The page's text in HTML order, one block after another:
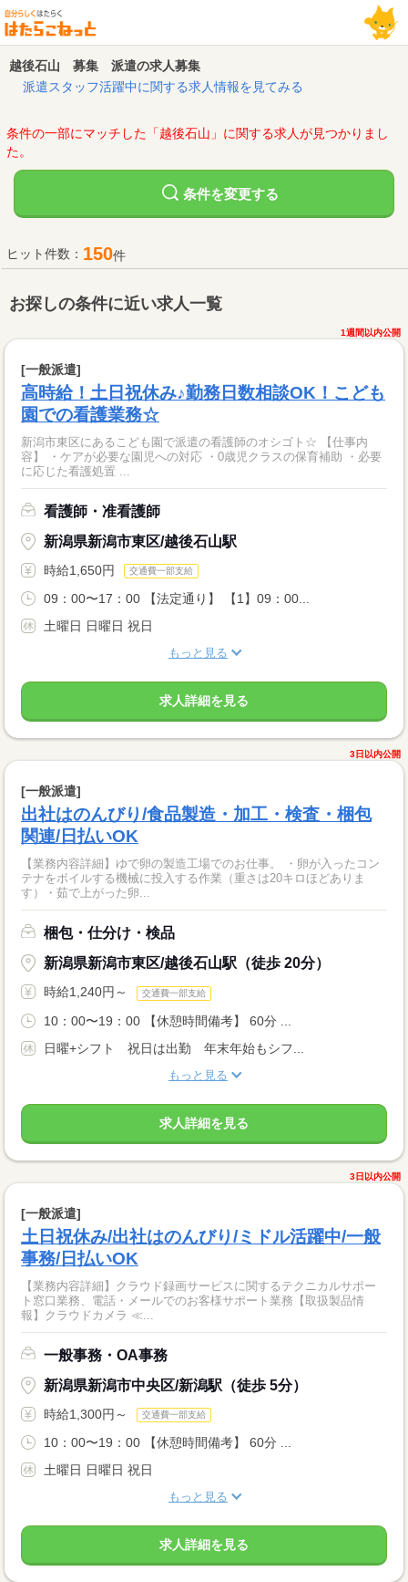
越後石山 募集 派遣の求人募集
派遣スタッフ活躍中に関する求人情報を見てみる
条件の一部にマッチした「越後石山」に関する求人が見つかりまし
た。
条件を変更する
ヒット件数： 150件
お探しの条件に近い求人一覧
1週間以内公開
[一般派遣]
高時給！土日祝休み♪勤務日数相談OK！こども
園での看護業務☆
新潟市東区にあるこども園で派遣の看護師のオシゴト☆ 【仕事内
容】 ・ケアが必要な園児への対応 ・0歳児クラスの保育補助 ・必要
に応じた看護処置 ...
看護師・准看護師
新潟県新潟市東区/越後石山駅
時給1,650円 交通費一部支給
09：00〜17：00 【法定通り】 【1】09：00...
土曜日 日曜日 祝日
もっと見る
求人詳細を見る
3日以内公開
[一般派遣]
出社はのんびり/食品製造・加工・検査・梱包
関連/日払いOK
【業務内容詳細】ゆで卵の製造工場でのお仕事。 ・卵が入ったコン
テナをボイルする機械に投入する作業（重さは20キロほどありま
す）・茹で上がった卵...
梱包・仕分け・検品
新潟県新潟市東区/越後石山駅（徒歩 20分）
時給1,240円～ 交通費一部支給
10：00〜19：00 【休憩時間備考】 60分 ...
日曜+シフト 祝日は出勤 年末年始もシフ...
もっと見る
求人詳細を見る
3日以内公開
[一般派遣]
土日祝休み/出社はのんびり/ミドル活躍中/一般
事務/日払いOK
【業務内容詳細】クラウド録画サービスに関するテクニカルサポー
ト窓口業務、電話・メールでのお客様サポート業務【取扱製品情
報】クラウドカメラ ≪...
一般事務・OA事務
新潟県新潟市中央区/新潟駅（徒歩 5分）
時給1,300円～ 交通費一部支給
10：00〜19：00 【休憩時間備考】 60分 ...
土曜日 日曜日 祝日
もっと見る
求人詳細を見る